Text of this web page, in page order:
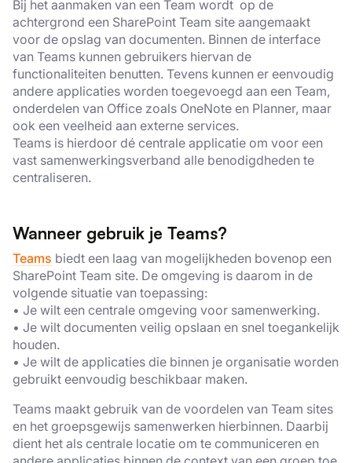
Bij het aanmaken van een Team wordt op de
achtergrond een SharePoint Team site aangemaakt
voor de opslag van documenten. Binnen de interface
van Teams kunnen gebruikers hiervan de
functionaliteiten benutten. Tevens kunnen er eenvoudig
andere applicaties worden toegevoegd aan een Team,
onderdelen van Office zoals OneNote en Planner, maar
ook een veelheid aan externe services.
Teams is hierdoor dé centrale applicatie om voor een
vast samenwerkingsverband alle benodigdheden te
centraliseren.
Wanneer gebruik je Teams?
Teams biedt een laag van mogelijkheden bovenop een
SharePoint Team site. De omgeving is daarom in de
volgende situatie van toepassing:
• Je wilt een centrale omgeving voor samenwerking.
• Je wilt documenten veilig opslaan en snel toegankelijk
houden.
• Je wilt de applicaties die binnen je organisatie worden
gebruikt eenvoudig beschikbaar maken.
Teams maakt gebruik van de voordelen van Team sites
en het groepsgewijs samenwerken hierbinnen. Daarbij
dient het als centrale locatie om te communiceren en
×
Deze website maakt gebruik
van cookies.
We gebruiken cookies om inhoud en
informatie over uw gebruik van onze site
met onze advertentie- en analysepartners,
die deze kunnen combineren met andere
informatie die u aan hen heeft verstrekt of
die zij hebben verzameld door uw gebruik
van hun diensten.Privacybeleid
Strikt
noodzakelijk
Prestatie Targeting
Functioneel
Niet-
geclassificeerd